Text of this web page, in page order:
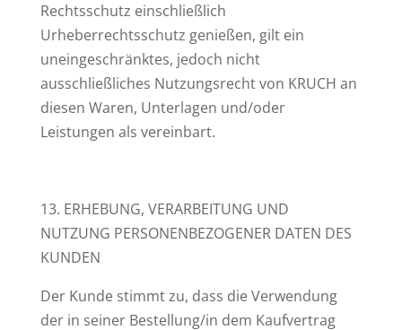
Rechtsschutz einschließlich
Urheberrechtsschutz genießen, gilt ein
uneingeschränktes, jedoch nicht
ausschließliches Nutzungsrecht von KRUCH an
diesen Waren, Unterlagen und/oder
Leistungen als vereinbart.
13. ERHEBUNG, VERARBEITUNG UND
NUTZUNG PERSONENBEZOGENER DATEN DES
KUNDEN
Der Kunde stimmt zu, dass die Verwendung
der in seiner Bestellung/in dem Kaufvertrag